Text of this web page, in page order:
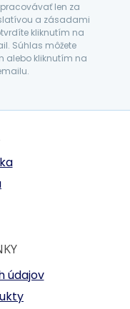
len za
a zásadami
kliknutím na
Súhlas môžete
alebo kliknutím na
údajov